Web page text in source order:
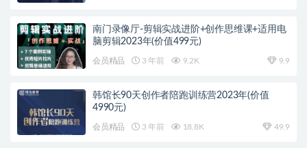
南门录像厅-剪辑实战进阶+创作思维课+适用电
脑剪辑2023年(价值499元)
会员精品 3 年前 9.2K 9.9
韩馆长90天创作者陪跑训练营2023年(价值
4990元)
会员精品 3 年前 18.8K 49.9